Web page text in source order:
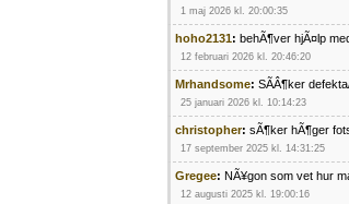
1 maj 2026 kl. 20:00:35
hoho2131: behÃ¶ver hjÃ¤lp
12 februari 2026 kl. 20:46:20
Mrhandsome: SÃÂ¶ker
25 januari 2026 kl. 10:14:23
christopher: sÃ¶ker hÃ¶ger
17 september 2025 kl. 14:31:25
Gregee: NÃ¥gon som vet hur
12 augusti 2025 kl. 19:00:16